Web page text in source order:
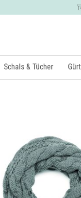
Schals & Tücher